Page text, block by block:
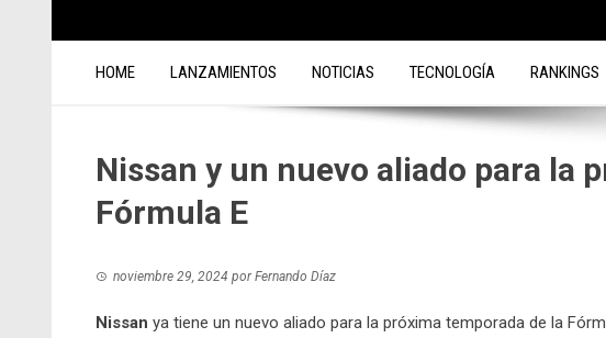
HOME LANZAMIENTOS NOTICIAS TECNOLOGÍA RANKINGS
Nissan y un nuevo aliado para la
Fórmula E
noviembre 29, 2024 porFernando Díaz
Nissan ya tiene un nuevo aliado para la próxima temporada de la